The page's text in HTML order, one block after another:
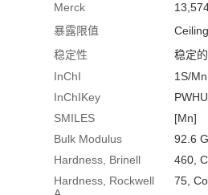
Merck
暴露限值
稳定性
稳定
InChI
1S/Mn
InChIKey
SMILES
[Mn]
Bulk Modulus
92.6
Hardness, Brinell
460,
Hardness, Rockwell
75,